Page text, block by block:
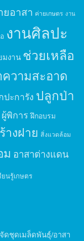
ยอาสา ค่ายเกษตร งาน
งานศิลปะ
มงาน ช่วยเหลือ
วามสะอาด
ปะการัง ปลูกป่า
ผู้พิการ ฝึกอบรม
างฝาย สิ่งแวดล้อม
ม อาสาต่างแดน
ยนรู้เกษตร
ดชุดเมล็ดพันธุ์/อาสา